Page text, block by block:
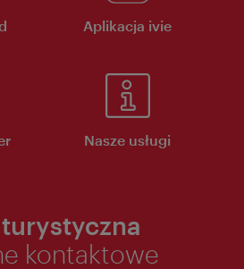
Aplikacja ivie
Nasze usługi
kontaktowe